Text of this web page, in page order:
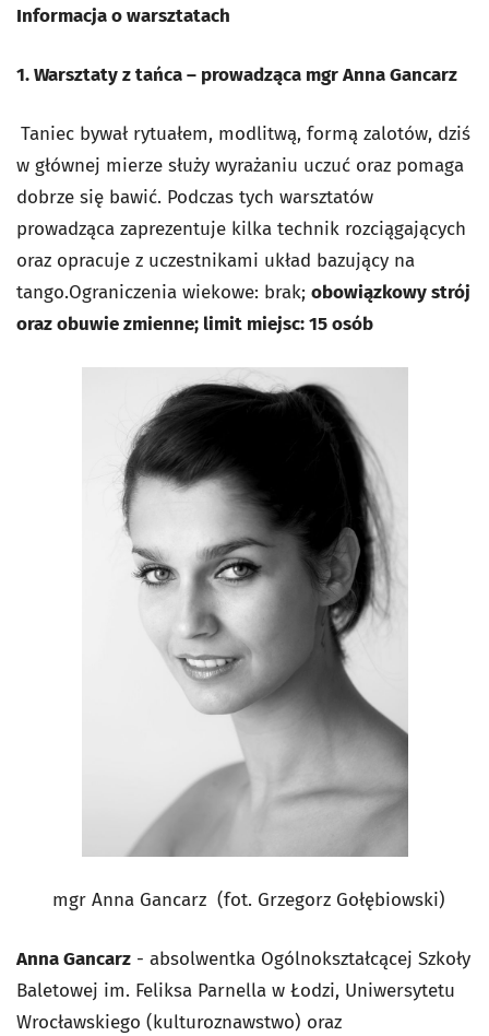
Informacja o warsztatach
1. Warsztaty z tańca – prowadząca mgr Anna Gancarz
Taniec bywał rytuałem, modlitwą, formą zalotów, dziś
w głównej mierze służy wyrażaniu uczuć oraz pomaga
dobrze się bawić. Podczas tych warsztatów
prowadząca zaprezentuje kilka technik rozciągających
oraz opracuje z uczestnikami układ bazujący na
tango.Ograniczenia wiekowe: brak; obowiązkowy strój
oraz obuwie zmienne; limit miejsc: 15 osób
mgr Anna Gancarz (fot. Grzegorz Gołębiowski)
Anna Gancarz - absolwentka Ogólnokształcącej Szkoły
Baletowej im. Feliksa Parnella w Łodzi, Uniwersytetu
Wrocławskiego (kulturoznawstwo) oraz